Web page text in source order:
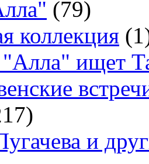
(79)
коллекция
ищет
и